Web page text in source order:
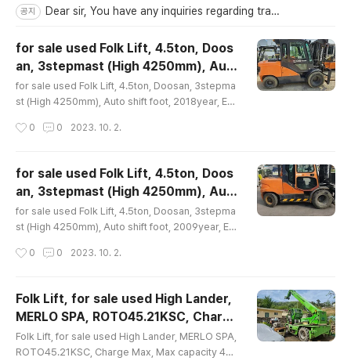
공지 Dear sir, You have any inquiries regarding trading USED construction equipment 's and USED construction PLANT 's, please send email << smgyo@naver.com, smgyo@hotmail.com >> we will contact you as soon as possible. Thank you. << SMGYO@NAVER.COM, SM..
for sale used Folk Lift, 4.5ton, Doos
an, 3stepmast (High 4250mm), Aut
o shift foot, 2018year, EMAIL-- smg
yo@naver.com, 중고지게차매매문의수출
문의, 4.5톤, 두산, 4.5톤, 3단마스트 높이4
for sale used Folk Lift, 4.5ton, Doosan, 3stepma
st (High 4250mm), Auto shift foot, 2018year, EM
문의, 4.5톤, 두산, 4.5톤, 3단마스트 높이4250mm, 20
ast (High 4250mm) Auto shift foot 2018year EM
AIL-- smgyo@naver.com, 중고지게차매매문의수출
문의 4.5톤 두산 4.5톤 3단마스트 높이4250mm 2018
년 상태양호 문의 02-2677-5544 대가중장비플랜트, f
0 0 2023. 10. 2.
for sale used Folk Lift, 4.5ton, Doos
an, 3stepmast (High 4250mm), Aut
o shift foot, 2009year, EMAIL-- smg
yo@naver.com, 중고지게차매매문의수출
문의, 4.5톤, 두산 4.5톤, 3단마스트 높이42
for sale used Folk Lift, 4.5ton, Doosan, 3stepma
st (High 4250mm), Auto shift foot, 2009year, EM
문의, 4.5톤, 두산 4.5톤, 3단마스트 높이4250mm, 20
ast (High 4250mm) Auto shift foot 2009year EM
AIL-- smgyo@naver.com, 중고지게차매매문의수출
문의 4.5톤 두산 4.5톤 3단마스트 높이4250mm 2009
년 상태양호 문의 02-2677-5544 대가중장비플랜트, f
0 0 2023. 10. 2.
Folk Lift, for sale used High Lander,
MERLO SPA, ROTO45.21KSC, Charge
Max, Max capacity 4500kg, Weight
14520kg, BooM 21M,2003year, Mod
Folk Lift, for sale used High Lander, MERLO SPA,
ROTO45.21KSC, Charge Max, Max capacity 450